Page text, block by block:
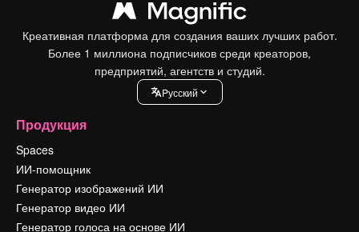
Креативная платформа для создания ваших лучших работ.
Более 1 миллиона подписчиков среди креаторов,
предприятий, агентств и студий.
Pусский
Продукция
Spaces
ИИ-помощник
Генератор изображений ИИ
Генератор видео ИИ
Генератор голоса на основе ИИ